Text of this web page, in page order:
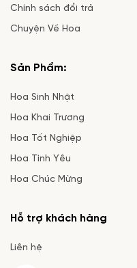
Chính sách đổi trả
Chuyện Về Hoa
Sản Phẩm:
Hoa Sinh Nhật
Hoa Khai Trương
Hoa Tốt Nghiệp
Hoa Tình Yêu
Hoa Chúc Mừng
Hỗ trợ khách hàng
Liên hệ